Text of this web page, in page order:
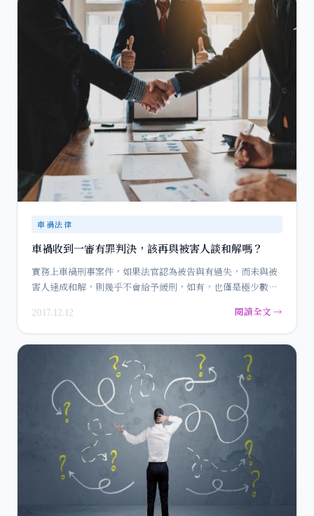
車禍法律
車禍收到一審有罪判決，該再與被害人談和解嗎？
實務上車禍刑事案件，如果法官認為被告與有過失，而未與被
害人達成和解，則幾乎不會給予緩刑，如有，也僅是極少數的
2017.12.12 閱讀全文 →